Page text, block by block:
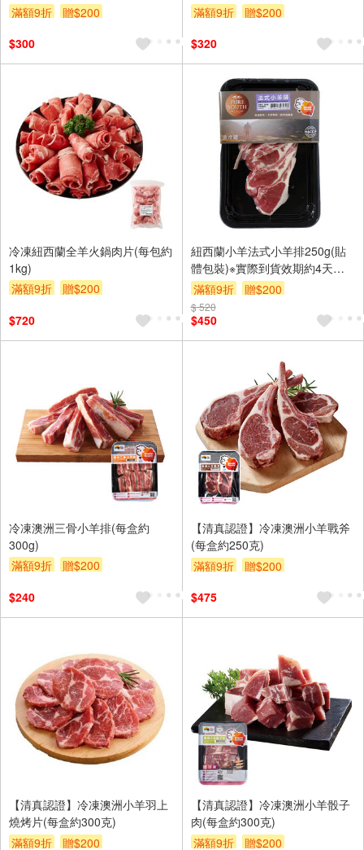
滿額9折
贈$200
$300
滿額9折
贈$200
$320
冷凍紐西蘭全羊火鍋肉片(每包約
1kg)
滿額9折
贈$200
$720
紐西蘭小羊法式小羊排250g(貼
體包裝)※實際到貨效期約4天以
上
滿額9折 贈$200
$ 520
$450
冷凍澳洲三骨小羊排(每盒約
300g)
滿額9折
贈$200
$240
【清真認證】冷凍澳洲小羊戰斧
(每盒約250克)
滿額9折
贈$200
$475
【清真認證】冷凍澳洲小羊羽上
燒烤片(每盒約300克)
滿額9折
贈$200
【清真認證】冷凍澳洲小羊骰子
肉(每盒約300克)
滿額9折
贈$200